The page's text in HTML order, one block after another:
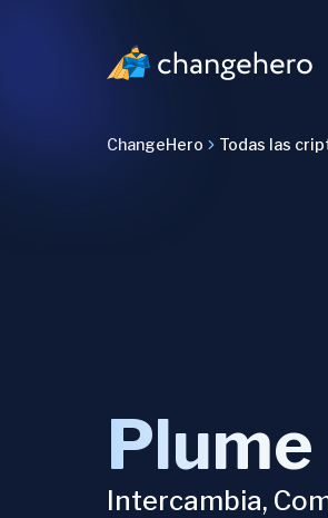
ChangeHero Todas las
Plume
Intercambia,